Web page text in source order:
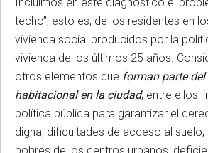
techo”, esto es, de los residentes en
vivienda social producidos por la
vivienda de los últimos 25 años.
otros elementos que forman parte
habitacional en la ciudad; entre ellos:
política pública para garantizar el
digna, dificultades de acceso al suelo,
pobres de los centros urbanos,